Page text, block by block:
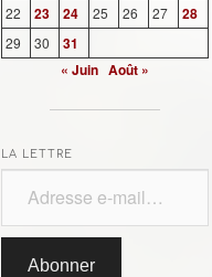
22
23 24 25 26 27 28
29 30
31
« Juin Août »
LA LETTRE
Adresse e-mail…
Abonner